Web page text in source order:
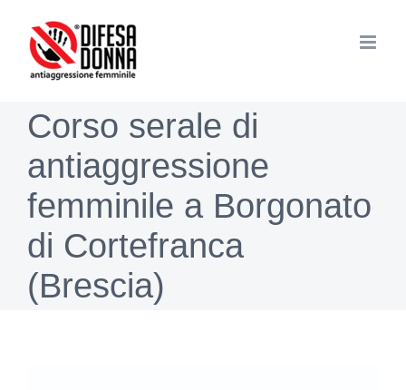
contenuto
Corso serale di
antiaggressione
femminile a Borgonato
di Cortefranca
(Brescia)